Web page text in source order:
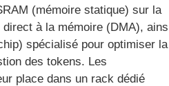
(mémoire statique) sur la
à la mémoire (DMA),
spécialisé pour optimiser la
des tokens. Les
place dans un rack dédié